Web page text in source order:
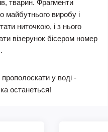
тварин. Фрагменти
майбутнього виробу і
ниточкою, і з нього
візерунок бісером номер
у воді -
останеться!